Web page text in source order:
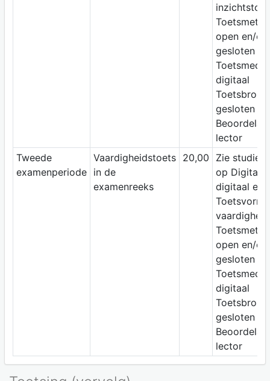
open en/of
gesloten
digitaal
Toetsbron:
gesloten
lector
Tweede
examenperiode
Vaardigheidstoets
in de
examenreeks
20,00
Zie
op Digitap;
digitaal
Toetsvorm:
open en/of
gesloten
digitaal
Toetsbron:
gesloten
lector